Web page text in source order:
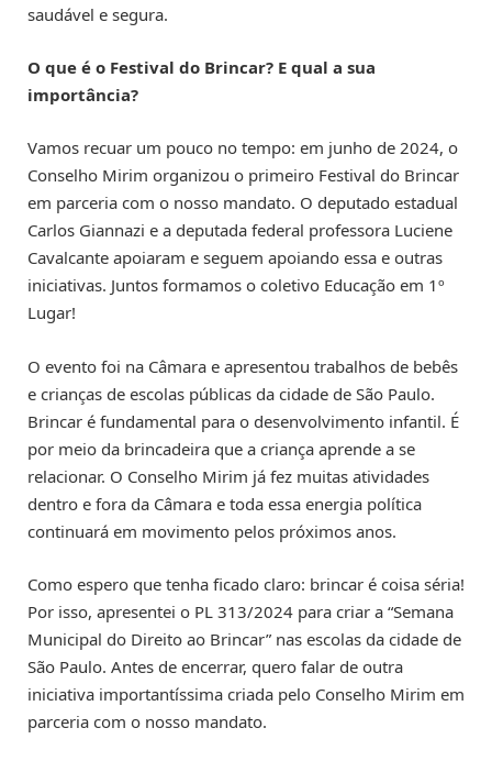
saudável e segura.
O que é o Festival do Brincar? E qual a sua
importância?
Vamos recuar um pouco no tempo: em junho de 2024, o
Conselho Mirim organizou o primeiro Festival do Brincar
em parceria com o nosso mandato. O deputado estadual
Carlos Giannazi e a deputada federal professora Luciene
Cavalcante apoiaram e seguem apoiando essa e outras
iniciativas. Juntos formamos o coletivo Educação em 1º
Lugar!
O evento foi na Câmara e apresentou trabalhos de bebês
e crianças de escolas públicas da cidade de São Paulo.
Brincar é fundamental para o desenvolvimento infantil. É
por meio da brincadeira que a criança aprende a se
relacionar. O Conselho Mirim já fez muitas atividades
dentro e fora da Câmara e toda essa energia política
continuará em movimento pelos próximos anos.
Como espero que tenha ficado claro: brincar é coisa séria!
Por isso, apresentei o PL 313/2024 para criar a “Semana
Municipal do Direito ao Brincar” nas escolas da cidade de
São Paulo. Antes de encerrar, quero falar de outra
iniciativa importantíssima criada pelo Conselho Mirim em
parceria com o nosso mandato.